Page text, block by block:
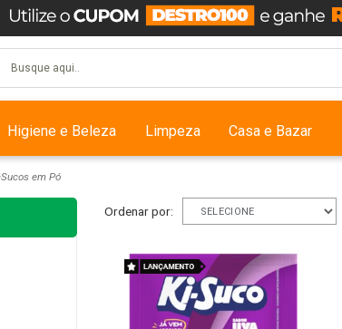
Higiene e Beleza Limpeza Casa e Bazar
Sucos em Pó
Ordenar por: